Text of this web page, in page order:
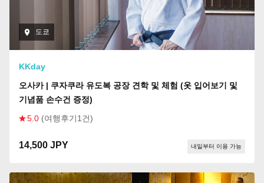
도쿄
KKday
오사카 | 쿠자쿠라 유도복 공장 견학 및 체험 (옷 입어보기 및
기념품 손수건 증정)
5.0 (여행후기1건)
14,500 JPY 내일부터 이용 가능